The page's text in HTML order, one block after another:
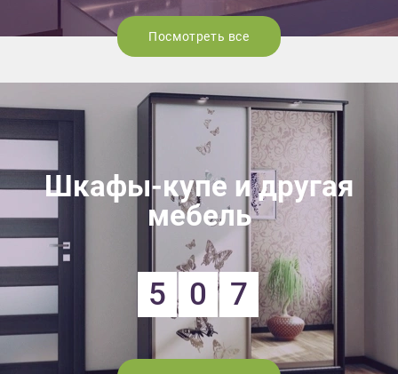
Посмотреть все
Шкафы-купе и другая
мебель
5 0 7